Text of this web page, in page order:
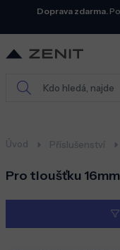
Doprava zdarma.
Úvod Příslušenství
Pro tloušťku 16mm